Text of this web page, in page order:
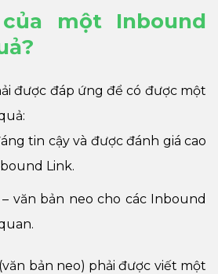
một Inbound
được đáp ứng để có được một
tin cậy và được đánh giá cao
Link.
văn bản neo cho các Inbound
bản neo) phải được viết một